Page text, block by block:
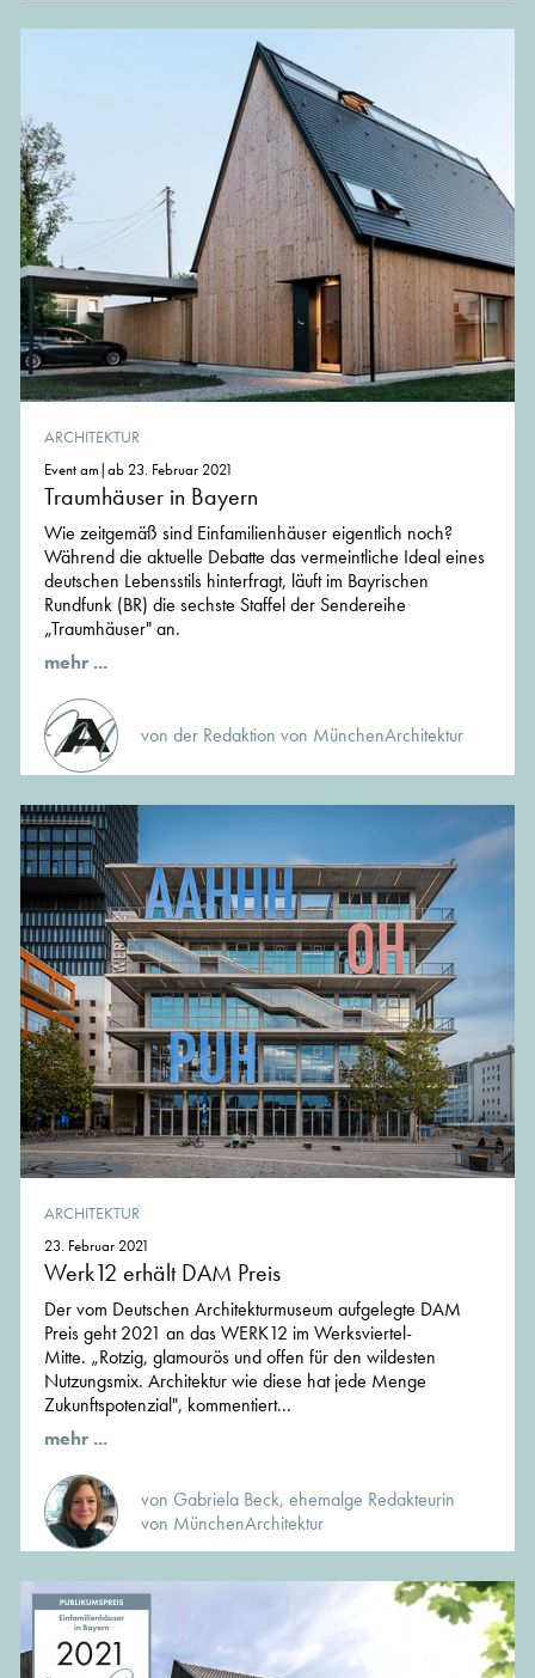
ARCHITEKTUR
Event am|ab 23. Februar 2021
Traumhäuser in Bayern
Wie zeitgemäß sind Einfamilienhäuser eigentlich noch?
Während die aktuelle Debatte das vermeintliche Ideal eines
deutschen Lebensstils hinterfragt, läuft im Bayrischen
Rundfunk (BR) die sechste Staffel der Sendereihe
„Traumhäuser" an.
mehr ...
von der Redaktion von MünchenArchitektur
ARCHITEKTUR
23. Februar 2021
Werk12 erhält DAM Preis
Der vom Deutschen Architekturmuseum aufgelegte DAM
Preis geht 2021 an das WERK12 im Werksviertel-
Mitte. „Rotzig, glamourös und offen für den wildesten
Nutzungsmix. Architektur wie diese hat jede Menge
Zukunftspotenzial", kommentiert...
mehr ...
von Gabriela Beck, ehemalge Redakteurin
von MünchenArchitektur